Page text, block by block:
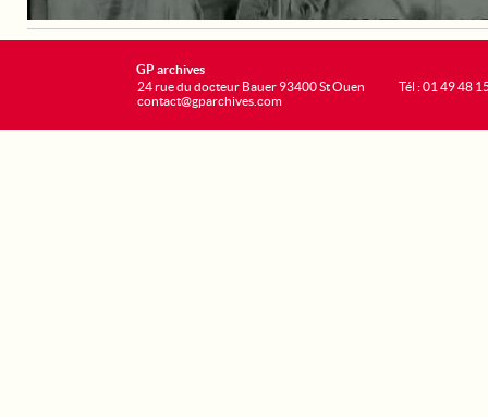
GP archives
24 rue du docteur Bauer 93400 St Ouen
contact@gparchives.com
Tél : 01 49 48